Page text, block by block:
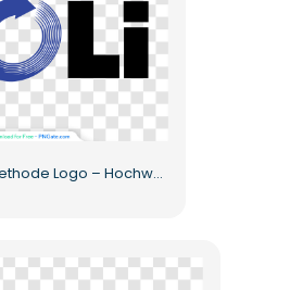
Poli Zahlungsmethode Logo – Hochwertiges kostenloses PNG